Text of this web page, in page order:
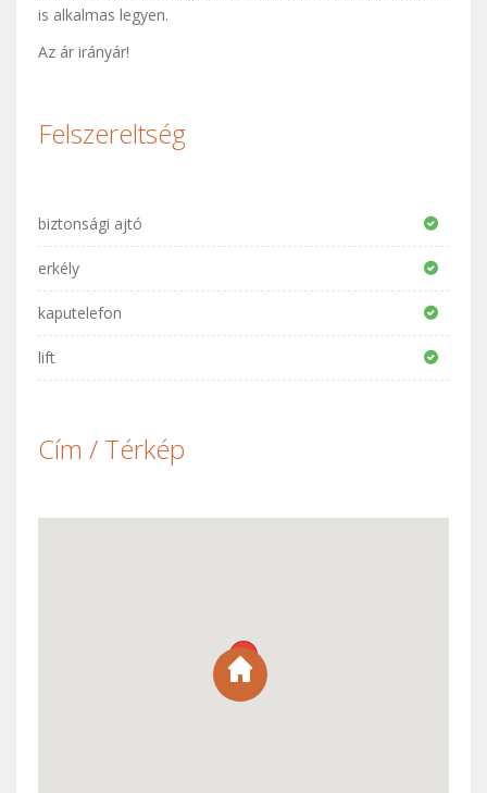
is alkalmas legyen.
Az ár irányár!
Felszereltség
biztonsági ajtó
erkély
kaputelefon
lift
Cím / Térkép